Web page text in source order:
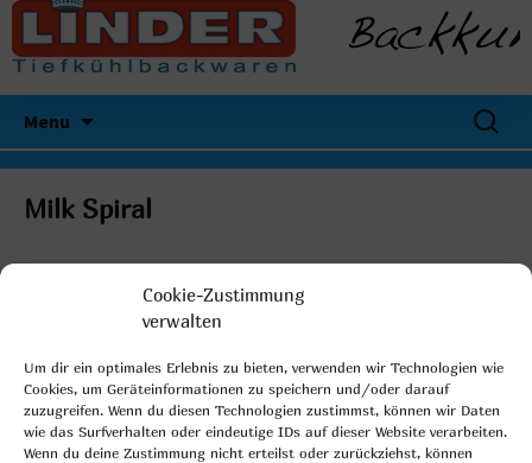
Cookie-Zustimmung
verwalten
Um dir ein optimales Erlebnis zu bieten, verwenden wir Technologien wie
Cookies, um Geräteinformationen zu speichern und/oder darauf
zuzugreifen. Wenn du diesen Technologien zustimmst, können wir Daten
wie das Surfverhalten oder eindeutige IDs auf dieser Website verarbeiten.
Wenn du deine Zustimmung nicht erteilst oder zurückziehst, können
Menu
Search
for:
Milk Spiral